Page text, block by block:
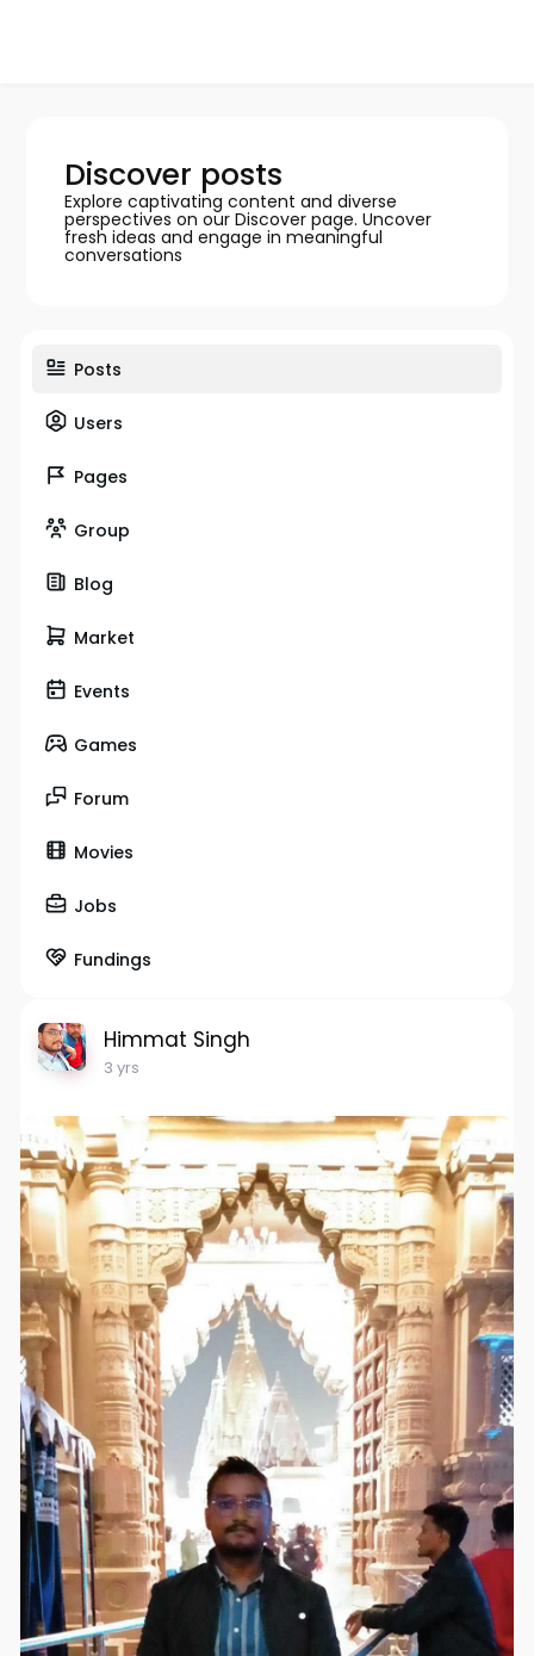
Discover posts
Explore captivating content and diverse
perspectives on our Discover page. Uncover
fresh ideas and engage in meaningful
conversations
Posts
Users
Pages
Group
Blog
Market
Events
Games
Forum
Movies
Jobs
Fundings
Himmat Singh
3 yrs